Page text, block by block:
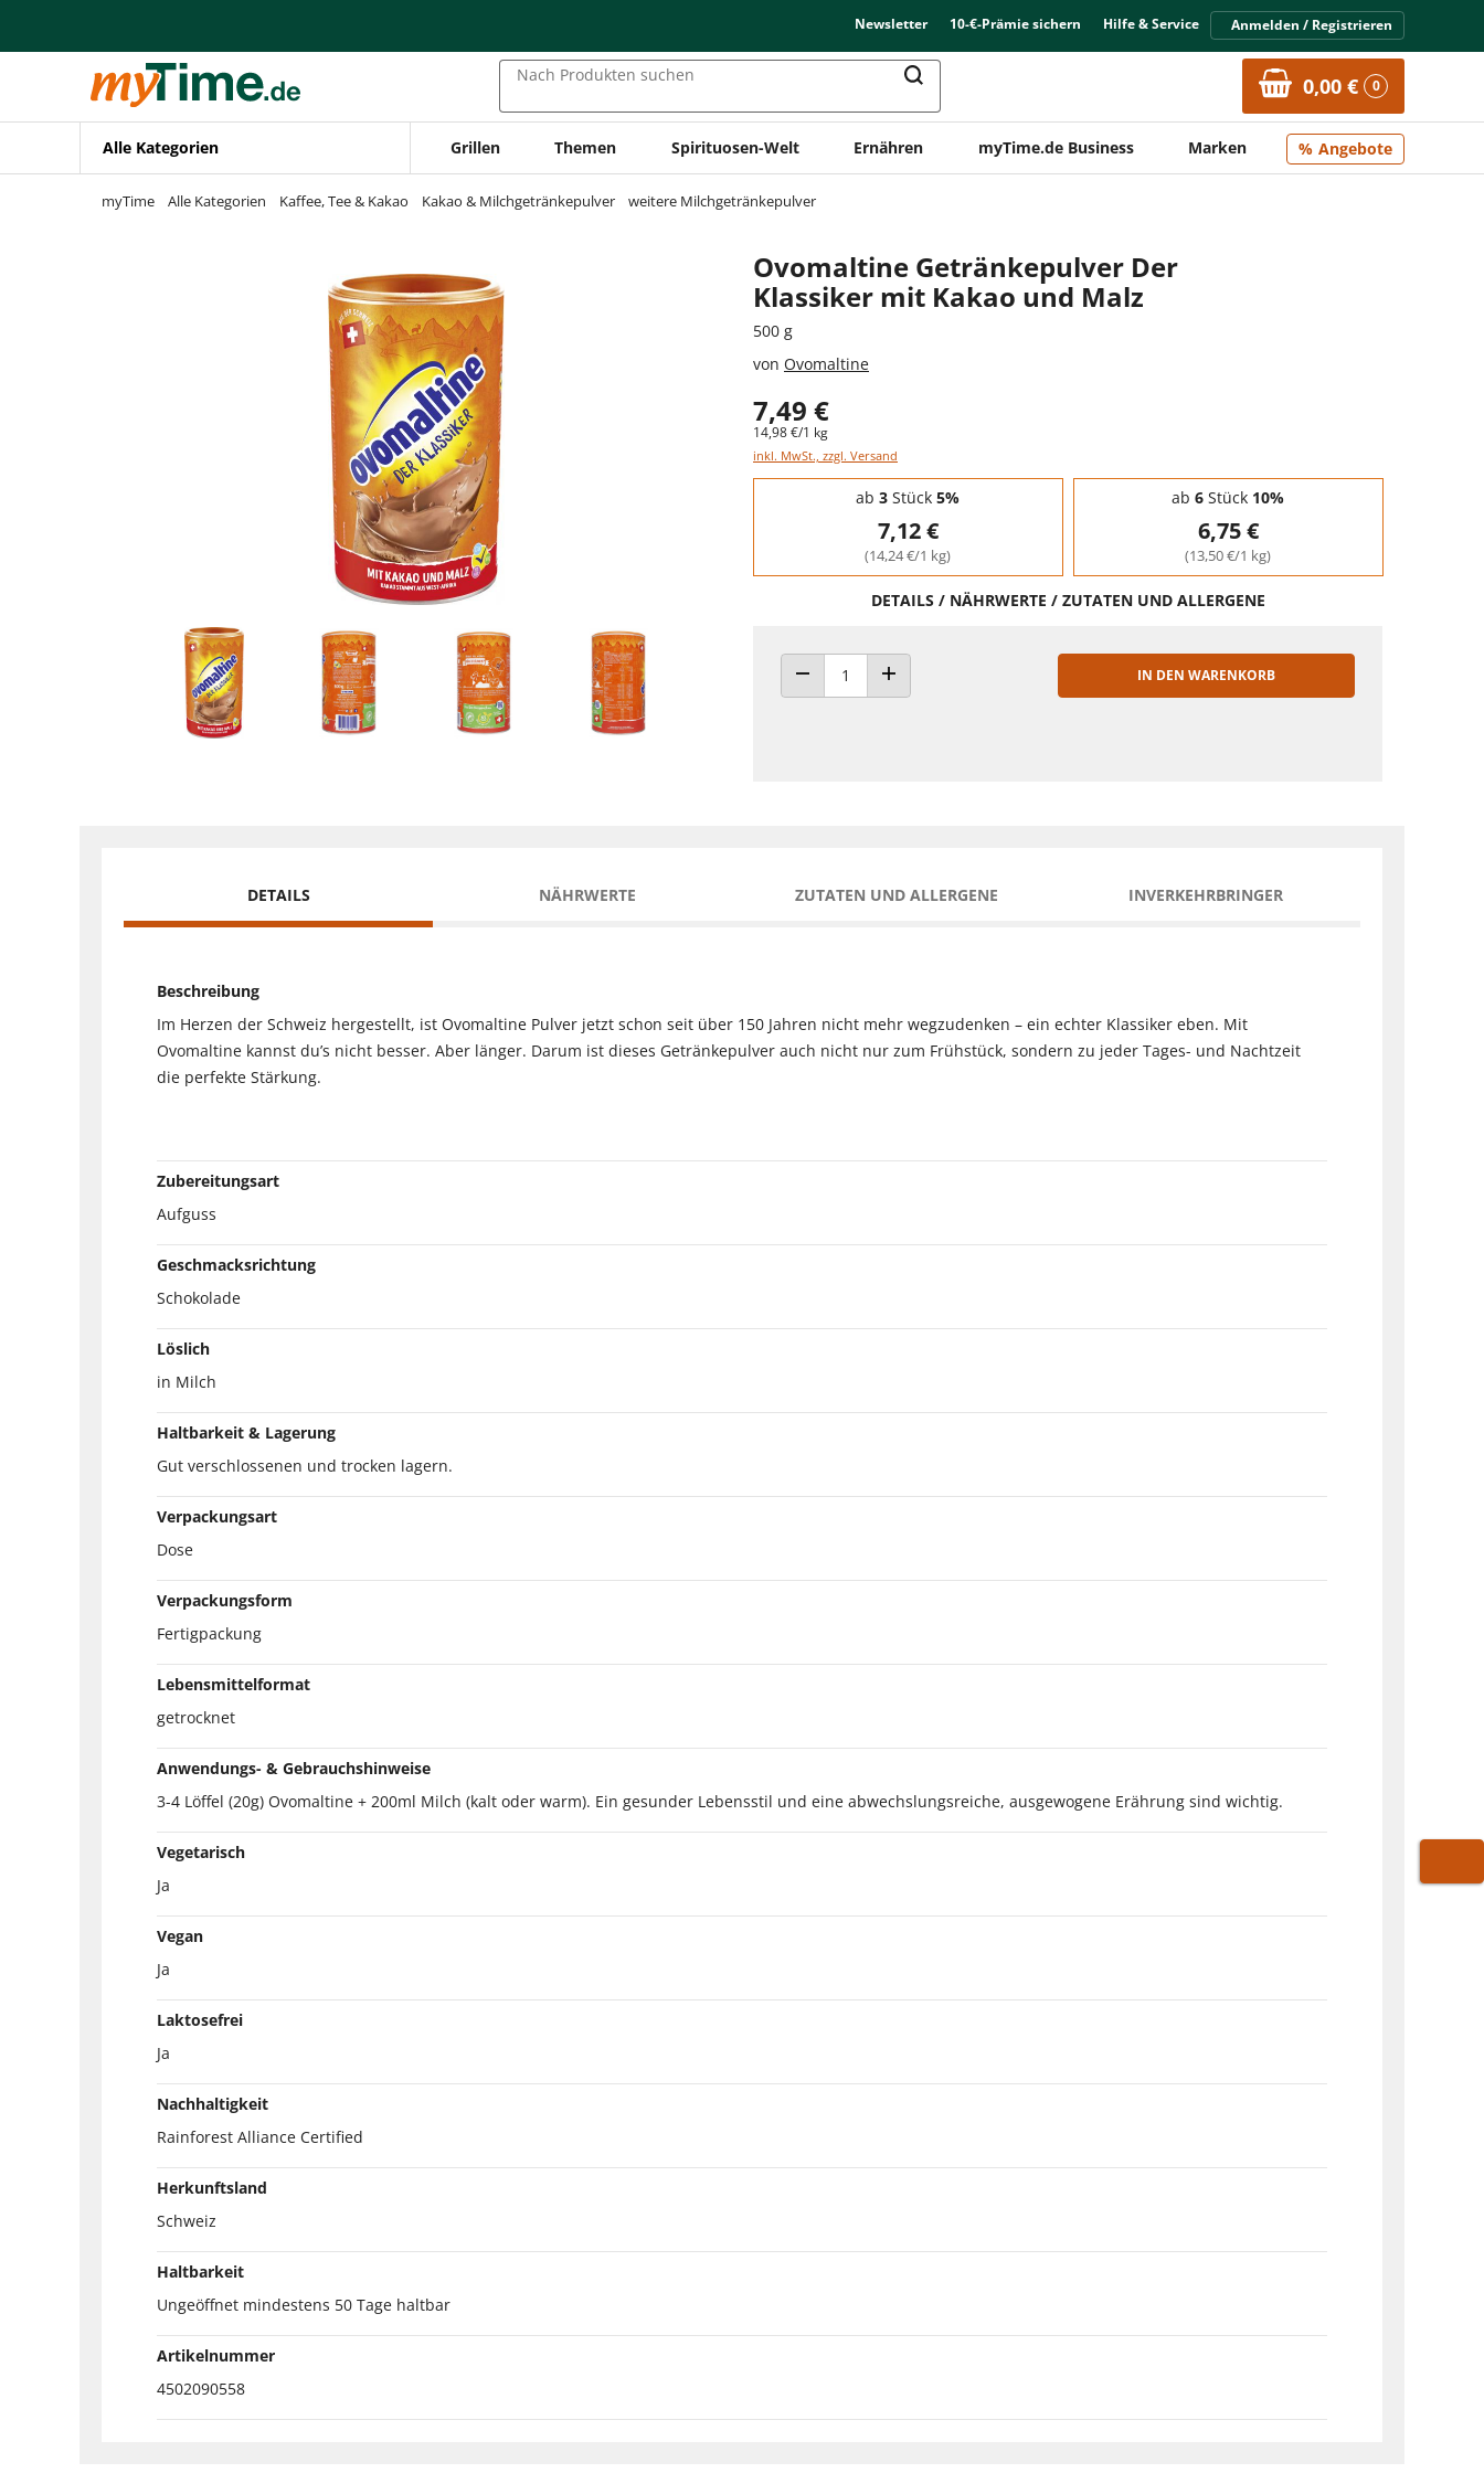
Zur Navigation springen
Zur Suche springen
Newsletter 10-€-Prämie sichern Hilfe & Service Anmelden / Registrieren
Nach Produkten suchen 0,00 € 0
Alle Kategorien Grillen Themen Spirituosen-Welt Ernähren myTime.de Business Marken Angebote
myTime Alle Kategorien Kaffee, Tee & Kakao Kakao & Milchgetränkepulver weitere Milchgetränkepulver
Ovomaltine Getränkepulver Der
Klassiker mit Kakao und Malz
500 g
von Ovomaltine
7,49 €
14,98 €/1 kg
inkl. MwSt., zzgl. Versand
Staffelpreise - Mengenrabatt
ab 3 Stück 5%
7,12 €
(14,24 €/1 kg)
ab 6 Stück 10%
6,75 €
(13,50 €/1 kg)
DETAILS / NÄHRWERTE / ZUTATEN UND ALLERGENE
ANZAHL VERRINGERNANZAHL ERHÖHEN
IN DEN WARENKORB
DETAILS NÄHRWERTE ZUTATEN UND ALLERGENE INVERKEHRBRINGER
Beschreibung
Im Herzen der Schweiz hergestellt, ist Ovomaltine Pulver jetzt schon seit über 150 Jahren nicht mehr wegzudenken – ein echter Klassiker eben. Mit
Ovomaltine kannst du’s nicht besser. Aber länger. Darum ist dieses Getränkepulver auch nicht nur zum Frühstück, sondern zu jeder Tages- und Nachtzeit
die perfekte Stärkung.
Zubereitungsart
Aufguss
Geschmacksrichtung
Schokolade
Löslich
in Milch
Haltbarkeit & Lagerung
Gut verschlossenen und trocken lagern.
Verpackungsart
Dose
Verpackungsform
Fertigpackung
Lebensmittelformat
getrocknet
Anwendungs- & Gebrauchshinweise
3-4 Löffel (20g) Ovomaltine + 200ml Milch (kalt oder warm). Ein gesunder Lebensstil und eine abwechslungsreiche, ausgewogene Erährung sind wichtig.
Vegetarisch
Ja
Vegan
Ja
Laktosefrei
Ja
Nachhaltigkeit
Rainforest Alliance Certified
Herkunftsland
Schweiz
Haltbarkeit
Ungeöffnet mindestens 50 Tage haltbar
Artikelnummer
4502090558